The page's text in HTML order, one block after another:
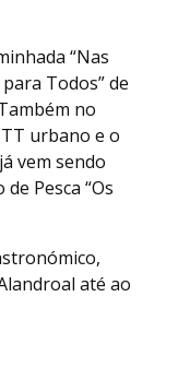
“Nas
Todos” de
no
urbano e o
vem sendo
Pesca “Os
até ao